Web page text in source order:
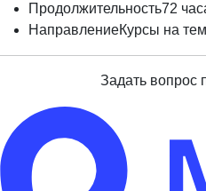
Продолжительность72
НаправлениеКурсы на
Задать вопрос